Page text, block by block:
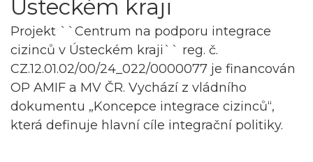
Ústeckém kraji
Projekt ``Centrum na podporu integrace
cizinců v Ústeckém kraji`` reg. č.
CZ.12.01.02/00/24_022/0000077 je financován
OP AMIF a MV ČR. Vychází z vládního
dokumentu „Koncepce integrace cizinců“,
která definuje hlavní cíle integrační politiky.